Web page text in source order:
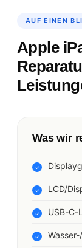
AUF EINEN
Apple
Was wir
LCD/
USB-C-